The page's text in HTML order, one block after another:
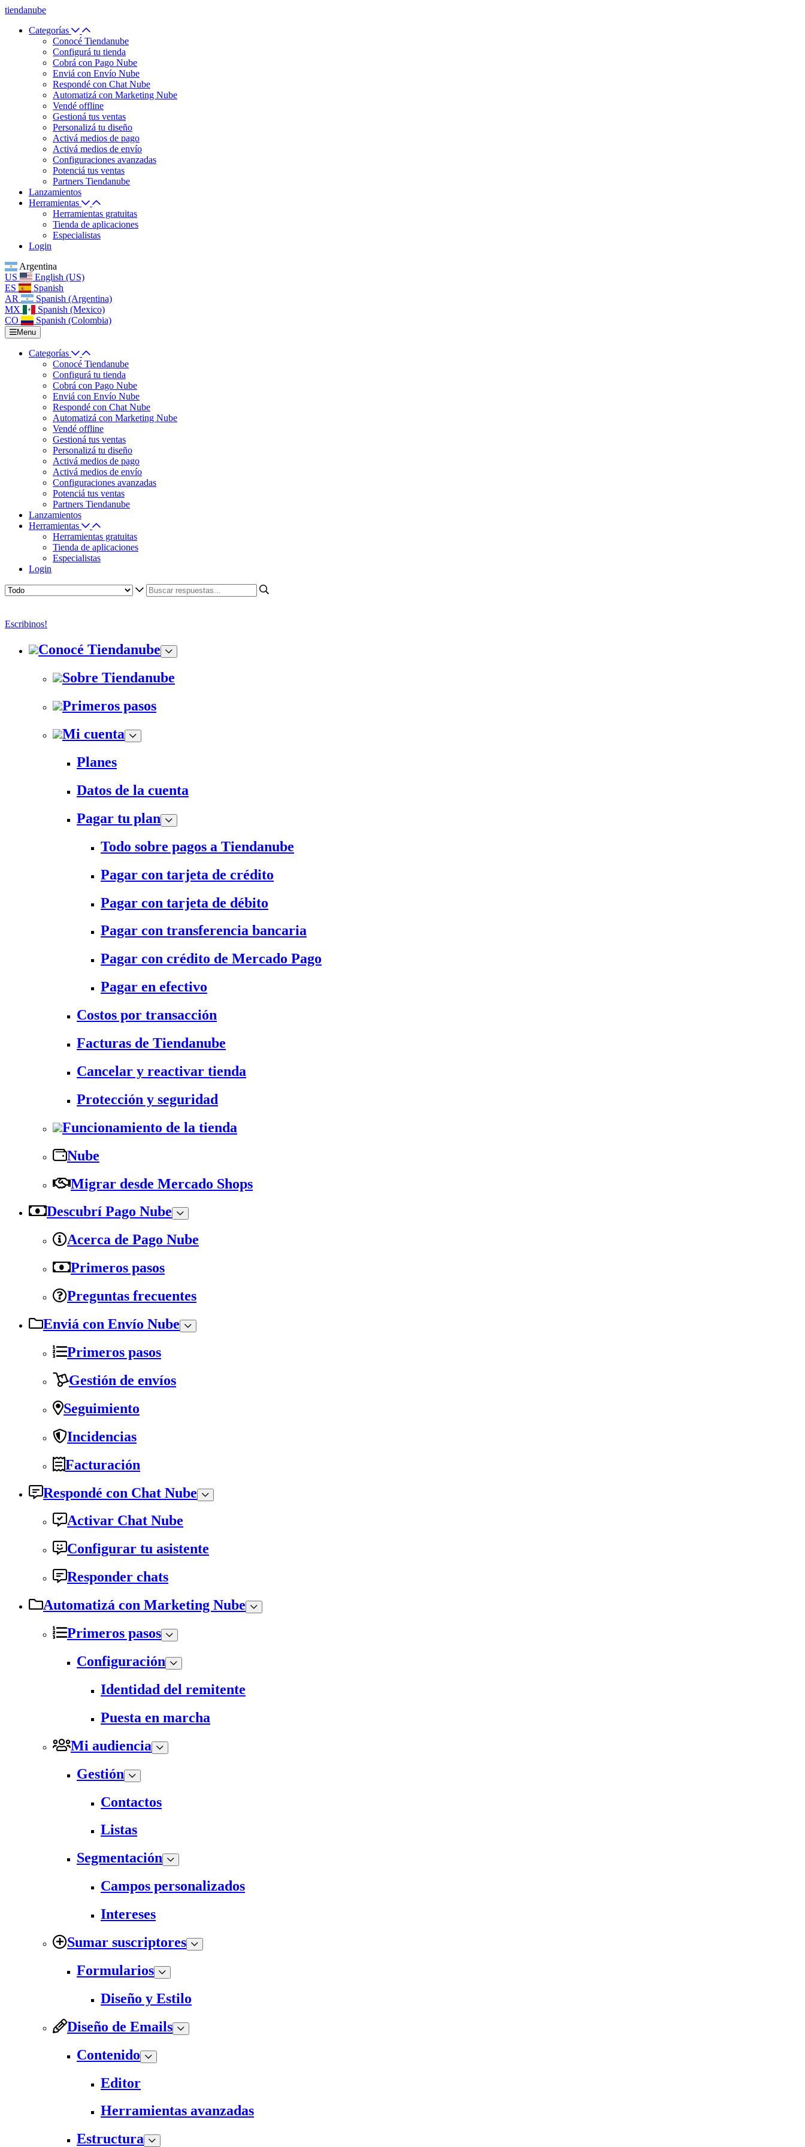
tiendanube
Categorías
Conocé Tiendanube
Configurá tu tienda
Cobrá con Pago Nube
Enviá con Envío Nube
Respondé con Chat Nube
Automatizá con Marketing Nube
Vendé offline
Gestioná tus ventas
Personalizá tu diseño
Activá medios de pago
Activá medios de envío
Configuraciones avanzadas
Potenciá tus ventas
Partners Tiendanube
Lanzamientos
Herramientas
Herramientas gratuitas
Tienda de aplicaciones
Especialistas
Login
Argentina
US
English (US)
ES
Spanish
AR
Spanish (Argentina)
MX
Spanish (Mexico)
CO
Spanish (Colombia)
Menu
Categorías
Conocé Tiendanube
Configurá tu tienda
Cobrá con Pago Nube
Enviá con Envío Nube
Respondé con Chat Nube
Automatizá con Marketing Nube
Vendé offline
Gestioná tus ventas
Personalizá tu diseño
Activá medios de pago
Activá medios de envío
Configuraciones avanzadas
Potenciá tus ventas
Partners Tiendanube
Lanzamientos
Herramientas
Herramientas gratuitas
Tienda de aplicaciones
Especialistas
Login
Escribinos!
Conocé Tiendanube
Sobre Tiendanube
Primeros pasos
Mi cuenta
Planes
Datos de la cuenta
Pagar tu plan
Todo sobre pagos a Tiendanube
Pagar con tarjeta de crédito
Pagar con tarjeta de débito
Pagar con transferencia bancaria
Pagar con crédito de Mercado Pago
Pagar en efectivo
Costos por transacción
Facturas de Tiendanube
Cancelar y reactivar tienda
Protección y seguridad
Funcionamiento de la tienda
Nube
Migrar desde Mercado Shops
Descubrí Pago Nube
Acerca de Pago Nube
Primeros pasos
Preguntas frecuentes
Enviá con Envío Nube
Primeros pasos
Gestión de envíos
Seguimiento
Incidencias
Facturación
Respondé con Chat Nube
Activar Chat Nube
Configurar tu asistente
Responder chats
Automatizá con Marketing Nube
Primeros pasos
Configuración
Identidad del remitente
Puesta en marcha
Mi audiencia
Gestión
Contactos
Listas
Segmentación
Campos personalizados
Intereses
Sumar suscriptores
Formularios
Diseño y Estilo
Diseño de Emails
Contenido
Editor
Herramientas avanzadas
Estructura